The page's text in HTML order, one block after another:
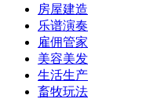
房屋建造
乐谱演奏
雇佣管家
美容美发
生活生产
畜牧玩法